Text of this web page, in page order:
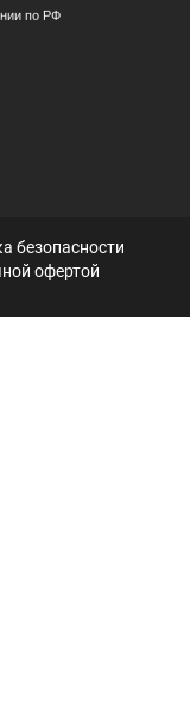
по РФ
безопасности
офертой